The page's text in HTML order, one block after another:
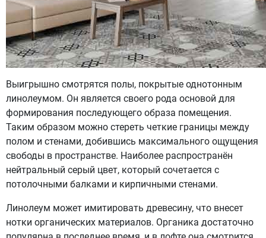
Выигрышно смотрятся полы, покрытые однотонным
линолеумом. Он является своего рода основой для
формирования последующего образа помещения.
Таким образом можно стереть четкие границы между
полом и стенами, добившись максимального ощущения
свободы в пространстве. Наиболее распространён
нейтральный серый цвет, который сочетается с
потолочными балками и кирпичными стенами.
Линолеум может имитировать древесину, что внесет
нотки органических материалов. Органика достаточно